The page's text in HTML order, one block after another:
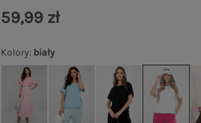
Kolory: biały
59,99 zł